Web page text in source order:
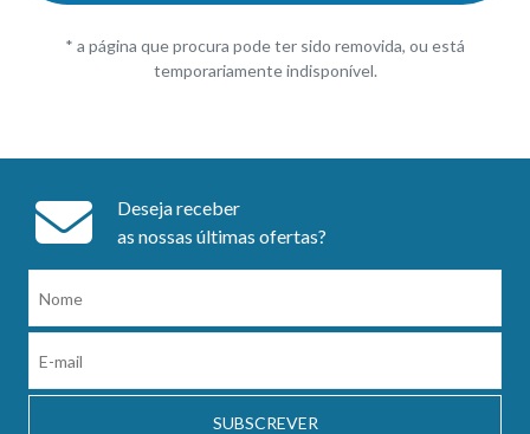
* a página que procura pode ter sido removida, ou está
temporariamente indisponível.
Deseja receber
as nossas últimas ofertas?
SUBSCREVER